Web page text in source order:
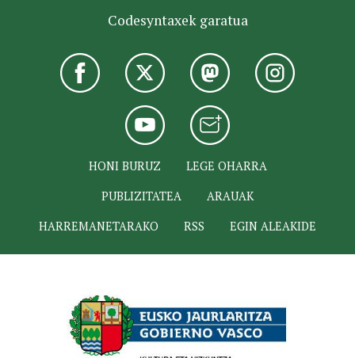
Codesyntaxek garatua
HONI BURUZ
LEGE OHARRA
PUBLIZITATEA
ARAUAK
HARREMANETARAKO
RSS EGIN ALEAKIDE